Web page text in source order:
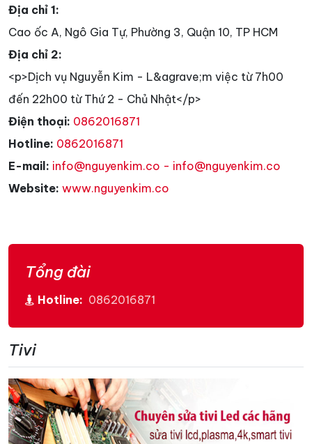
Địa chỉ 1:
Cao ốc A, Ngô Gia Tự, Phường 3, Quận 10, TP HCM
Địa chỉ 2:
<p>Dịch vụ Nguyễn Kim - L&agrave;m việc từ 7h00
đến 22h00 từ Thứ 2 - Chủ Nhật</p>
Điện thoại: 0862016871
Hotline: 0862016871
E-mail: info@nguyenkim.co - info@nguyenkim.co
Website: www.nguyenkim.co
Tổng đài
Hotline: 0862016871
Tivi